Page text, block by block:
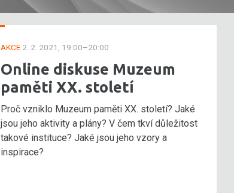
AKCE 2. 2. 2021, 19:00–20:00
Online diskuse Muzeum
paměti XX. století
Proč vzniklo Muzeum paměti XX. století? Jaké
jsou jeho aktivity a plány? V čem tkví důležitost
takové instituce? Jaké jsou jeho vzory a
inspirace?